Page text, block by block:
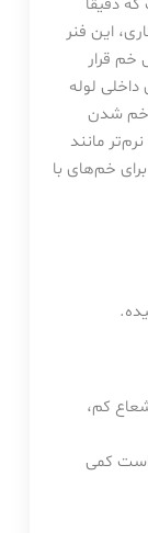
دقیقاً
این فنر
خم قرار
داخلی لوله
خم شدن
مانند
خم‌های با
کم،
است کمی